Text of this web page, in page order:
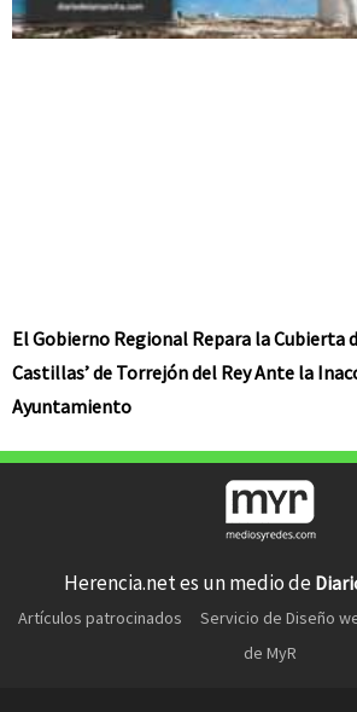
El Gobierno Regional Repara la Cubierta
Castillas’ de Torrejón del Rey Ante la
Ayuntamiento
Herencia.net es un medio de
Artículos patrocinados Servicio de Diseño
de MyR